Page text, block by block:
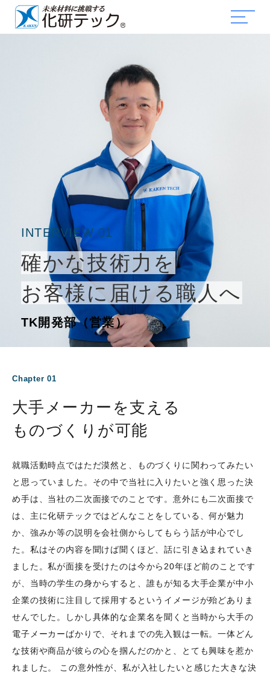
INTERVIEW 01
確かな技術力を
お客様に届ける職人へ
TK開発部（営業）
Chapter 01
大手メーカーを支える
ものづくりが可能
就職活動時点ではただ漠然と、ものづくりに関わってみたい
と思っていました。その中で当社に入りたいと強く思った決
め手は、当社の二次面接でのことです。意外にも二次面接で
は、主に化研テックではどんなことをしている、何が魅力
か、強みか等の説明を会社側からしてもらう話が中心でし
た。私はその内容を聞けば聞くほど、話に引き込まれていき
ました。私が面接を受けたのは今から20年ほど前のことです
が、当時の学生の身からすると、誰もが知る大手企業が中小
企業の技術に注目して採用するというイメージが殆どありま
せんでした。しかし具体的な企業名を聞くと当時から大手の
電子メーカーばかりで、それまでの先入観は一転。一体どん
な技術や商品が彼らの心を掴んだのかと、とても興味を惹か
れました。 この意外性が、私が入社したいと感じた大きな決